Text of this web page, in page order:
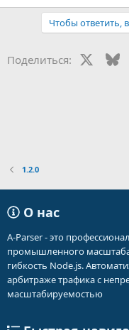
Чтобы ответить,
Поделиться:
1.2.0
О нас
A-Parser - это
промышленного
гибкость Node.js.
арбитраже трафика с
масштабируемостью